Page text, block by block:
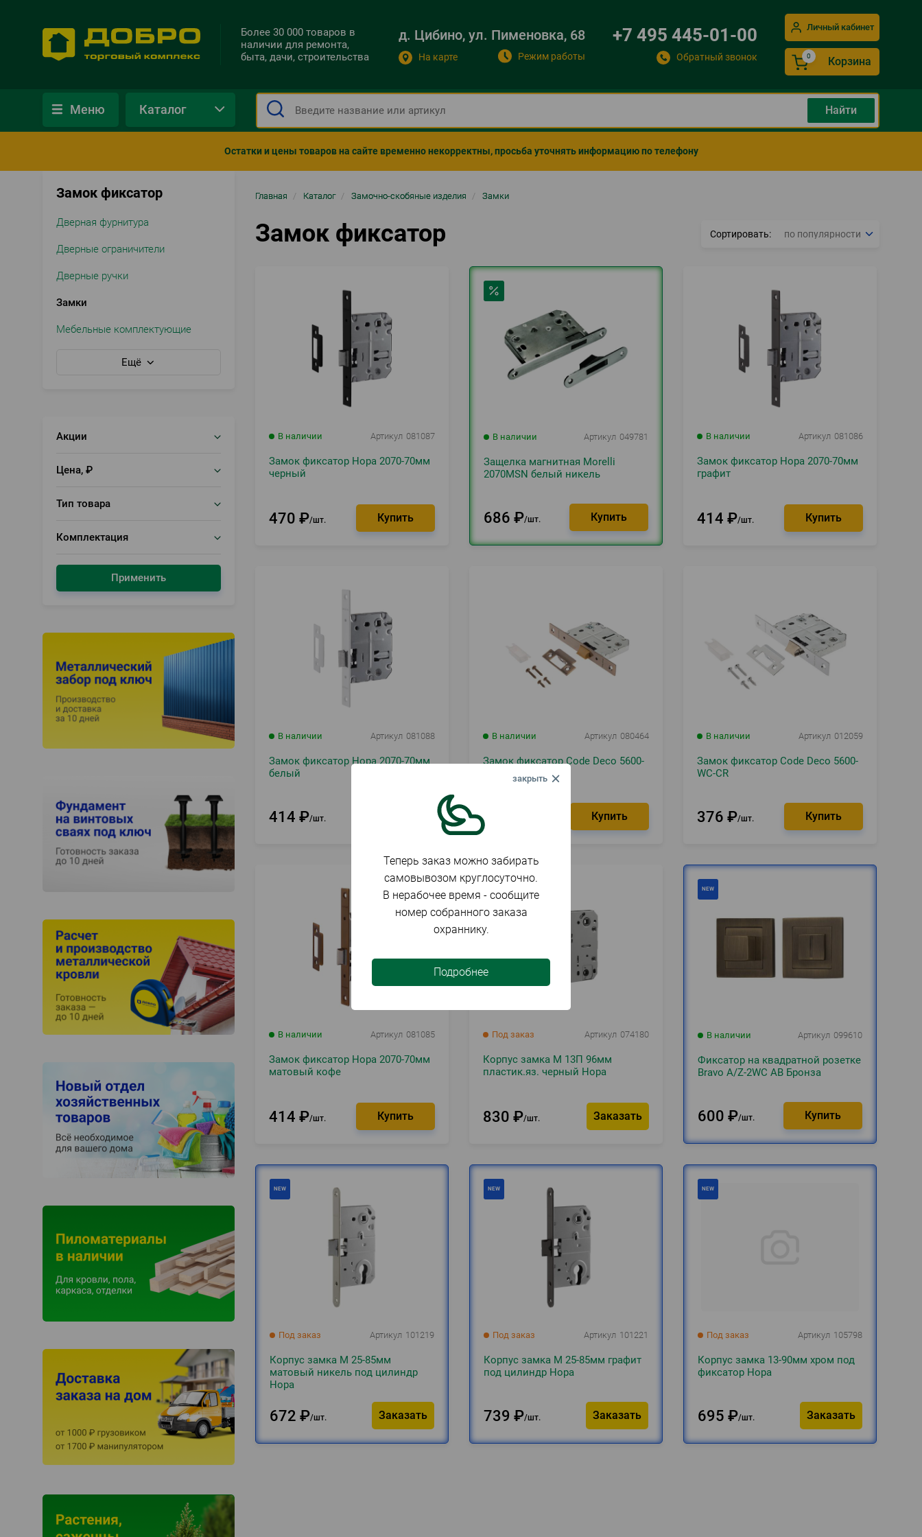
Более 30 000 товаров в
наличии для ремонта,
быта, дачи, строительства
д. Цибино, ул. Пименовка, 68
На карте Режим работы
+7 495 445-01-00
Обратный звонок
Личный кабинет
Корзина
Меню Каталог
Остатки и цены товаров на сайте временно некорректны, просьба уточнять информацию по телефону
Замок фиксатор
Дверная фурнитура
Дверные ограничители
Дверные ручки
Замки
Мебельные комплектующие
Ещё
Акции
Цена, ₽
Тип товара
Комплектация
Применить
Строка
навигации
Главная / Каталог / Замочно-скобяные изделия / Замки
Замок фиксатор Сортировать
В наличии Артикул 081087
Замок фиксатор Нора 2070-70мм
черный
470 ₽ шт.
В наличии Артикул 049781
Защелка магнитная Morelli
2070MSN белый никель
686 ₽ шт.
В наличии Артикул 081086
Замок фиксатор Нора 2070-70мм
графит
414 ₽ шт.
В наличии Артикул 081088
Замок фиксатор Нора 2070-70мм
белый
414 ₽ шт.
В наличии Артикул 080464
Замок фиксатор Code Deco 5600-
378
В наличии Артикул 012059
Замок фиксатор Code Deco 5600-
WC-CR
376 ₽ шт.
В наличии Артикул 081085
Замок фиксатор Нора 2070-70мм
матовый кофе
414 ₽ шт.
Под заказ Артикул 074180
Корпус замка М 13П 96мм
пластик.яз. черный Нора
830 ₽ шт. Заказать
В наличии Артикул 099610
Фиксатор на квадратной розетке
Bravo A/Z-2WC AB Бронза
600 ₽ шт.
Под заказ Артикул 101219
Корпус замка М 25-85мм
матовый никель под цилиндр
Нора
672 ₽ шт. Заказать
Под заказ Артикул 101221
Корпус замка М 25-85мм графит
под цилиндр Нора
739 ₽ шт. Заказать
Под заказ Артикул 105798
Корпус замка 13-90мм хром под
фиксатор Нора
695 ₽ шт. Заказать
Теперь заказ можно забирать
самовывозом круглосуточно.
В нерабочее время - сообщите
номер собранного заказа
охраннику.
Подробнее